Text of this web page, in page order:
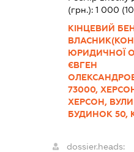
(грн.):1 000
КІНЦЕВИЙ
ЮРИДИЧНОЇ
ЄВГЕН
73000,
ХЕРСОН,
БУДИНОК 50,
dossier.heads: